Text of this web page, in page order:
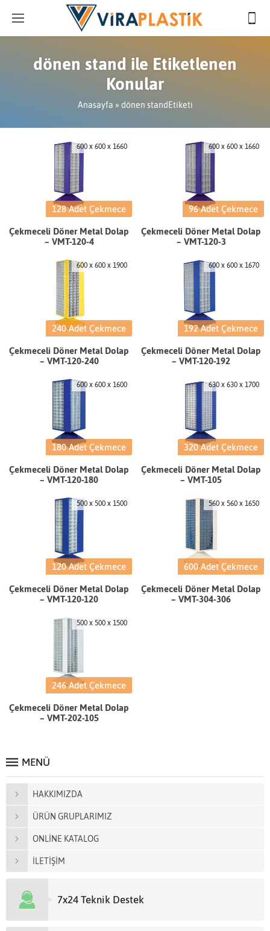
dönen stand ile Etiketlenen
Konular
Anasayfa » dönen standEtiketi
128 Adet Çekmece
600 x 600 x 1660
Çekmeceli Döner Metal Dolap
– VMT-120-4
96 Adet Çekmece
600 x 600 x 1660
Çekmeceli Döner Metal Dolap
– VMT-120-3
240 Adet Çekmece
600 x 600 x 1900
Çekmeceli Döner Metal Dolap
– VMT-120-240
192 Adet Çekmece
600 x 600 x 1670
Çekmeceli Döner Metal Dolap
– VMT-120-192
180 Adet Çekmece
600 x 600 x 1600
Çekmeceli Döner Metal Dolap
– VMT-120-180
320 Adet Çekmece
630 x 630 x 1700
Çekmeceli Döner Metal Dolap
– VMT-105
120 Adet Çekmece
500 x 500 x 1500
Çekmeceli Döner Metal Dolap
– VMT-120-120
600 Adet Çekmece
560 x 560 x 1650
Çekmeceli Döner Metal Dolap
– VMT-304-306
246 Adet Çekmece
500 x 500 x 1500
Çekmeceli Döner Metal Dolap
– VMT-202-105
MENÜ
HAKKIMIZDA
ÜRÜN GRUPLARIMIZ
ONLİNE KATALOG
İLETİŞİM
7x24 Teknik Destek